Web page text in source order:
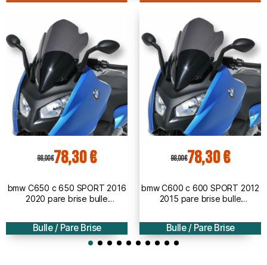
98,00 €78,30 €
bmw C650 c 650 SPORT 2016
2020 pare brise bulle
Bulle / Pare Brise
98,00 €78,30 €
bmw C600 c 600 SPORT 2012
2015 pare brise bulle
Bulle / Pare Brise